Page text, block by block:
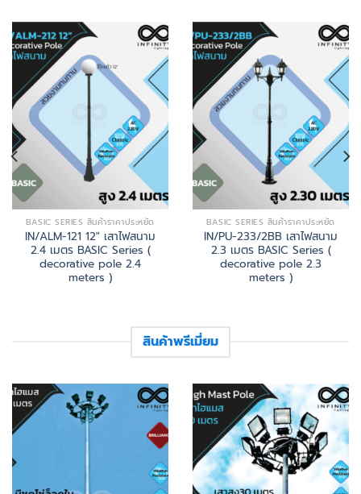
BASIC SERIES สินค้าราคาประหยัด
IN/ALM-121 12″ เสาไฟสนาม
2.4 เมตร BASIC Series (
decorative pole 2.4
meters )
BASIC SERIES สินค้าราคาประหยัด
IN/PU-233/2BB เสาไฟสนาม
2.3 เมตร BASIC Series (
decorative pole 2.3
meters )
สินค้าพรีเมี่ยม